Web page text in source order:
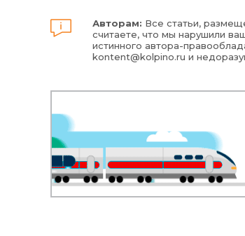
Авторам: Все статьи,
считаете, что мы нарушили
истинного автора-
kontent@kolpino.ru и